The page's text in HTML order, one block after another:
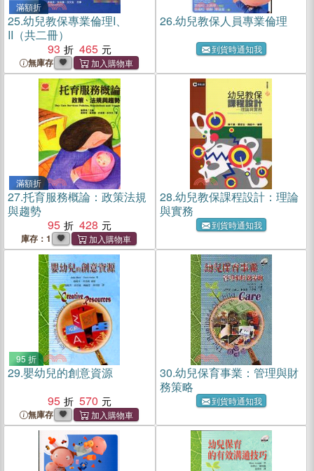
滿額折
25.幼兒教保專業倫理I、
II（共二冊）
93
465
無庫存
26.幼兒教保人員專業倫理
到貨時通知我
滿額折
27.托育服務概論：政策法規
與趨勢
95
428
庫存：1
28.幼兒教保課程設計：理論
與實務
到貨時通知我
95 折
29.嬰幼兒的創意資源
95
570
無庫存
30.幼兒保育事業：管理與財
務策略
到貨時通知我